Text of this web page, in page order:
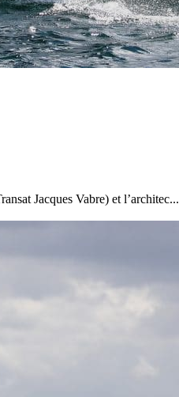
Jacques Vabre) et l’architec...